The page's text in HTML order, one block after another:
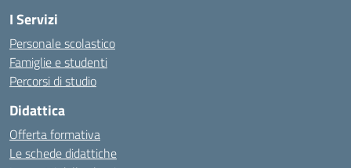
I Servizi
Personale scolastico
Famiglie e studenti
Percorsi di studio
Didattica
Offerta formativa
Le schede didattiche